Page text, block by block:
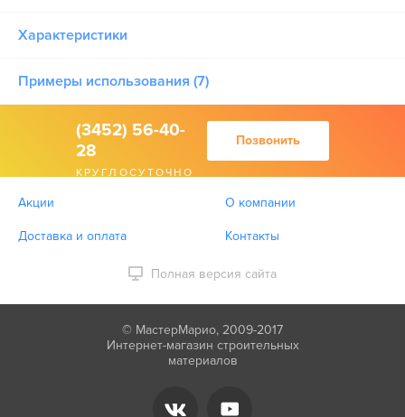
Характеристики
Примеры использования (7)
(3452) 56-40-
28
КРУГЛОСУТОЧНО
Позвонить
Акции О компании
Доставка и оплата Контакты
Полная версия сайта
© МастерМарио, 2009-2017
Интернет-магазин строительных
материалов